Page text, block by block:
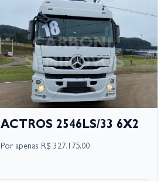
ACTROS 2546LS/33 6X2
Por apenas R$ 327.175,00